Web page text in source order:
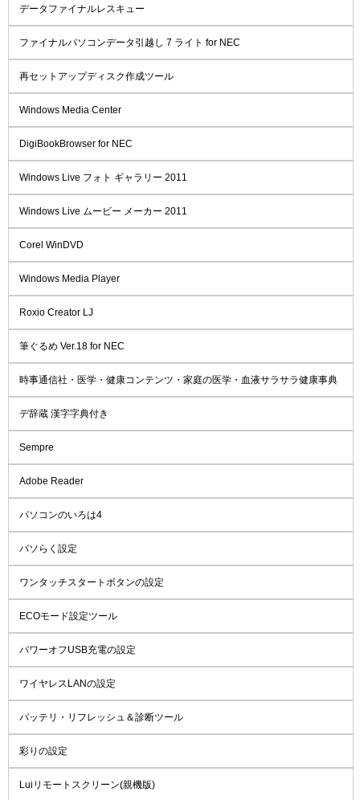
データファイナルレスキュー
ファイナルパソコンデータ引越し 7 ライト for NEC
再セットアップディスク作成ツール
Windows Media Center
DigiBookBrowser for NEC
Windows Live フォト ギャラリー 2011
Windows Live ムービー メーカー 2011
Corel WinDVD
Windows Media Player
Roxio Creator LJ
筆ぐるめ Ver.18 for NEC
時事通信社・医学・健康コンテンツ・家庭の医学・血液サラサラ健康事典
デ辞蔵 漢字字典付き
Sempre
Adobe Reader
パソコンのいろは4
パソらく設定
ワンタッチスタートボタンの設定
ECOモード設定ツール
パワーオフUSB充電の設定
ワイヤレスLANの設定
バッテリ・リフレッシュ＆診断ツール
彩りの設定
Luiリモートスクリーン(親機版)